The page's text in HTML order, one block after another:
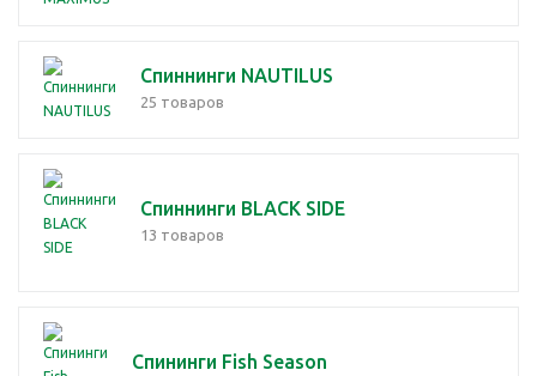
Спиннинги NAUTILUS
25 товаров
Спиннинги BLACK SIDE
13 товаров
Спининги Fish Season